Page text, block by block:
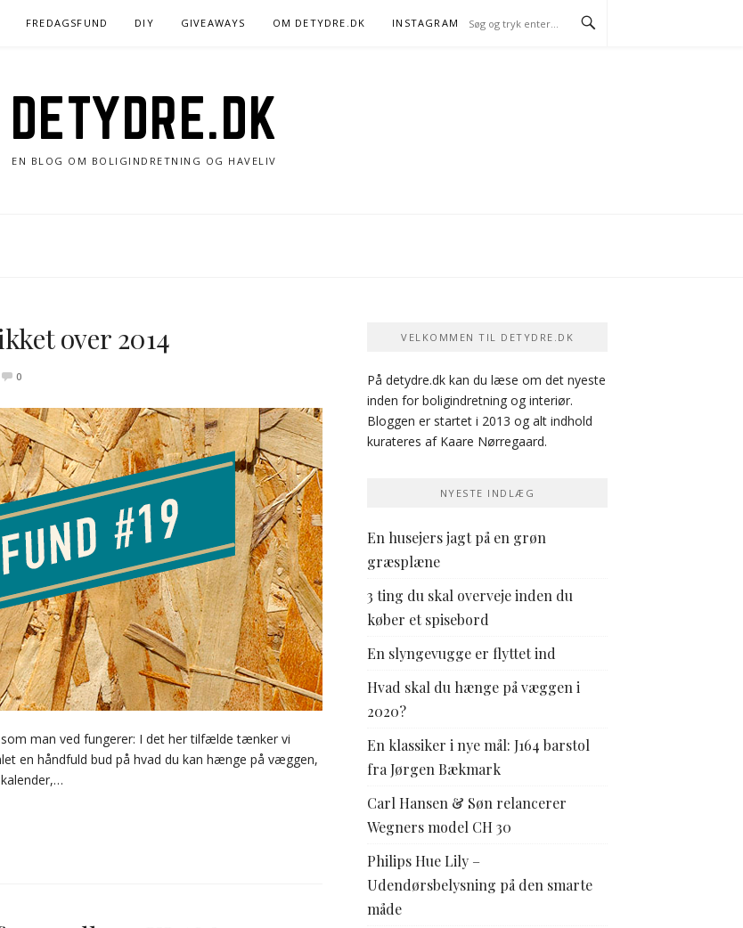
FREDAGSFUND DIY GIVEAWAYS OM DETYDRE.DK INSTAGRAM FACEBOOK
DETYDRE.DK
EN BLOG OM BOLIGINDRETNING OG HAVELIV
over 2014
0
man ved fungerer: I det her tilfælde tænker vi
en håndfuld bud på hvad du kan hænge på væggen,
VELKOMMEN TIL DETYDRE.DK
På detydre.dk kan du læse om det nyeste
inden for boligindretning og interiør.
Bloggen er startet i 2013 og alt indhold
kurateres af Kaare Nørregaard.
NYESTE INDLÆG
En husejers jagt på en grøn
græsplæne
3 ting du skal overveje inden du
køber et spisebord
En slyngevugge er flyttet ind
Hvad skal du hænge på væggen i
2020?
En klassiker i nye mål: J164 barstol
fra Jørgen Bækmark
Carl Hansen & Søn relancerer
Wegners model CH 30
Philips Hue Lily –
Udendørsbelysning på den smarte
måde